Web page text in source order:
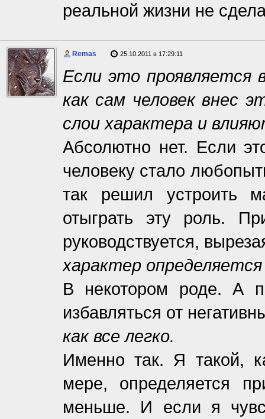
реальной жизни не
Remas 25.10.2011 в 17:29:11
Если это проявляется
как сам человек внес
слои характера и
Абсолютно нет. Если
человеку стало
так решил устроить
отыграть эту роль.
руководствуется,
характер
В некотором роде. А
избавляться от
как все легко.
Именно так. Я такой,
мере, определяется
меньше. И если я